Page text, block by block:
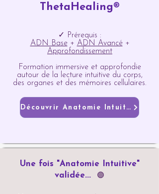
ThetaHealing®
✓ Prérequis :
ADN Base+ ADN Avancé+
Approfondissement
Formation immersive et approfondie
autour de la lecture intuitive du corps,
des organes et des mémoires cellulaires.
Découvrir Anatomie Intuitive
Une fois "Anatomie Intuitive"
validée...
🟣